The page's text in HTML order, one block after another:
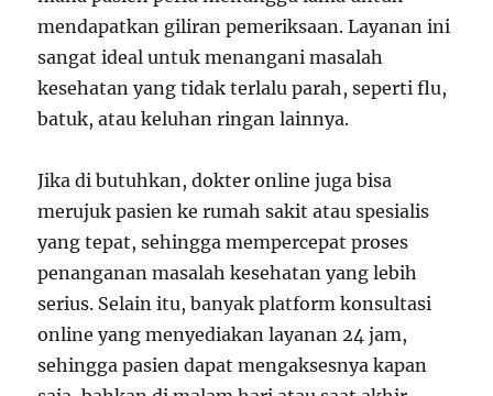
mendapatkan giliran pemeriksaan. Layanan ini
sangat ideal untuk menangani masalah
kesehatan yang tidak terlalu parah, seperti flu,
batuk, atau keluhan ringan lainnya.
Jika di butuhkan, dokter online juga bisa
merujuk pasien ke rumah sakit atau spesialis
yang tepat, sehingga mempercepat proses
penanganan masalah kesehatan yang lebih
serius. Selain itu, banyak platform konsultasi
online yang menyediakan layanan 24 jam,
sehingga pasien dapat mengaksesnya kapan